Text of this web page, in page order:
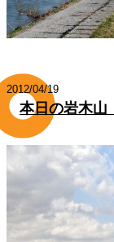
2012/04/19
本日の岩木山